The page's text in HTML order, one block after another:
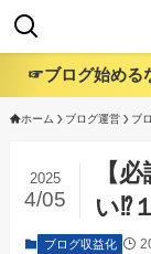
☞ブログ始める
ホーム ブログ運営 ブ
【
い⁉︎
2025
4/05
ブログ収益化